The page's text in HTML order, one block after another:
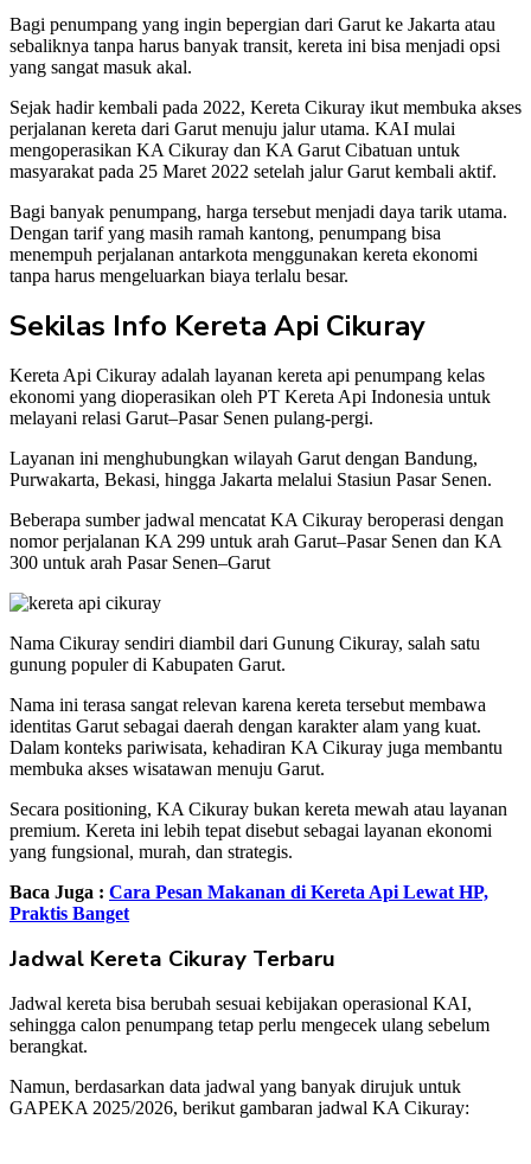
Bagi penumpang yang ingin bepergian dari Garut ke Jakarta atau
sebaliknya tanpa harus banyak transit, kereta ini bisa menjadi opsi
yang sangat masuk akal.
Sejak hadir kembali pada 2022, Kereta Cikuray ikut membuka akses
perjalanan kereta dari Garut menuju jalur utama. KAI mulai
mengoperasikan KA Cikuray dan KA Garut Cibatuan untuk
masyarakat pada 25 Maret 2022 setelah jalur Garut kembali aktif.
Bagi banyak penumpang, harga tersebut menjadi daya tarik utama.
Dengan tarif yang masih ramah kantong, penumpang bisa
menempuh perjalanan antarkota menggunakan kereta ekonomi
tanpa harus mengeluarkan biaya terlalu besar.
Sekilas Info Kereta Api Cikuray
Kereta Api Cikuray adalah layanan kereta api penumpang kelas
ekonomi yang dioperasikan oleh PT Kereta Api Indonesia untuk
melayani relasi Garut–Pasar Senen pulang-pergi.
Layanan ini menghubungkan wilayah Garut dengan Bandung,
Purwakarta, Bekasi, hingga Jakarta melalui Stasiun Pasar Senen.
Beberapa sumber jadwal mencatat KA Cikuray beroperasi dengan
nomor perjalanan KA 299 untuk arah Garut–Pasar Senen dan KA
300 untuk arah Pasar Senen–Garut
Nama Cikuray sendiri diambil dari Gunung Cikuray, salah satu
gunung populer di Kabupaten Garut.
Nama ini terasa sangat relevan karena kereta tersebut membawa
identitas Garut sebagai daerah dengan karakter alam yang kuat.
Dalam konteks pariwisata, kehadiran KA Cikuray juga membantu
membuka akses wisatawan menuju Garut.
Secara positioning, KA Cikuray bukan kereta mewah atau layanan
premium. Kereta ini lebih tepat disebut sebagai layanan ekonomi
yang fungsional, murah, dan strategis.
Baca Juga : Cara Pesan Makanan di Kereta Api Lewat HP,
Praktis Banget
Jadwal Kereta Cikuray Terbaru
Jadwal kereta bisa berubah sesuai kebijakan operasional KAI,
sehingga calon penumpang tetap perlu mengecek ulang sebelum
berangkat.
Namun, berdasarkan data jadwal yang banyak dirujuk untuk
GAPEKA 2025/2026, berikut gambaran jadwal KA Cikuray: